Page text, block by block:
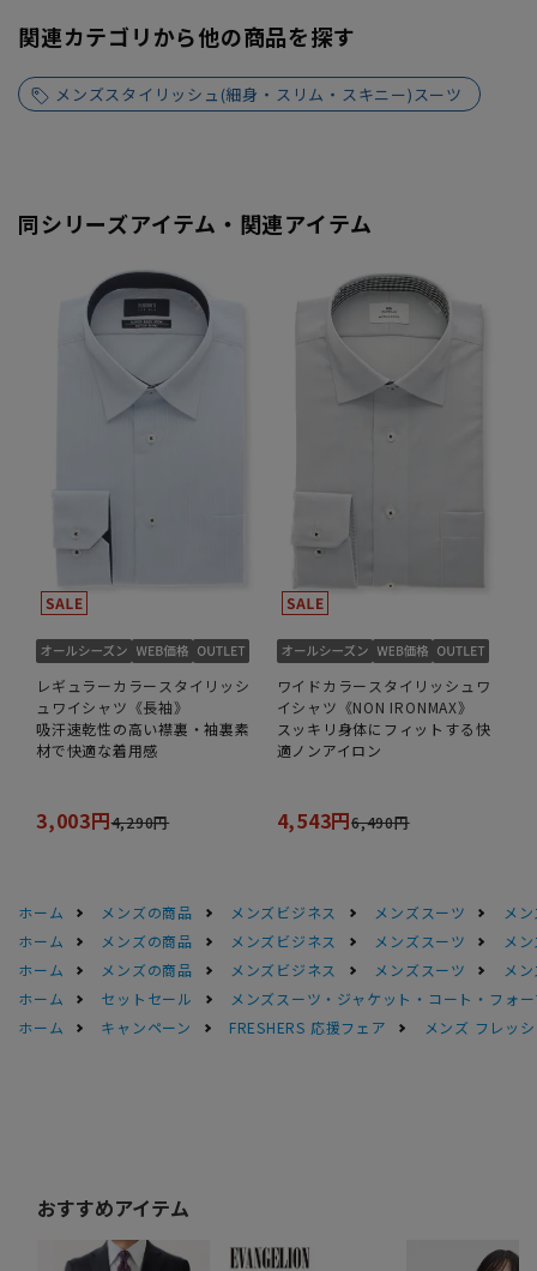
関連カテゴリから他の商品を探す
メンズスタイリッシュ(細身・スリム・スキニー)スーツ
同シリーズアイテム・関連アイテム
レギュラーカラースタイリッシ
ュワイシャツ《長袖》
吸汗速乾性の高い襟裏・袖裏素
材で快適な着用感
3,003円4,290円
ワイドカラースタイリッシュワ
イシャツ《NON IRONMAX》
スッキリ身体にフィットする快
適ノンアイロン
4,543円6,490円
ホーム メンズの商品 メンズビジネス メンズスーツ
メ
ホーム
メンズの商品 メンズビジネス メンズスーツ
メ
ホーム
メンズの商品 メンズビジネス メンズスーツ
メ
ホーム
セットセール
メンズスーツ・ジャケット・コート・フォ
ホーム
キャンペーン FRESHERS 応援フェア メンズ フレッ